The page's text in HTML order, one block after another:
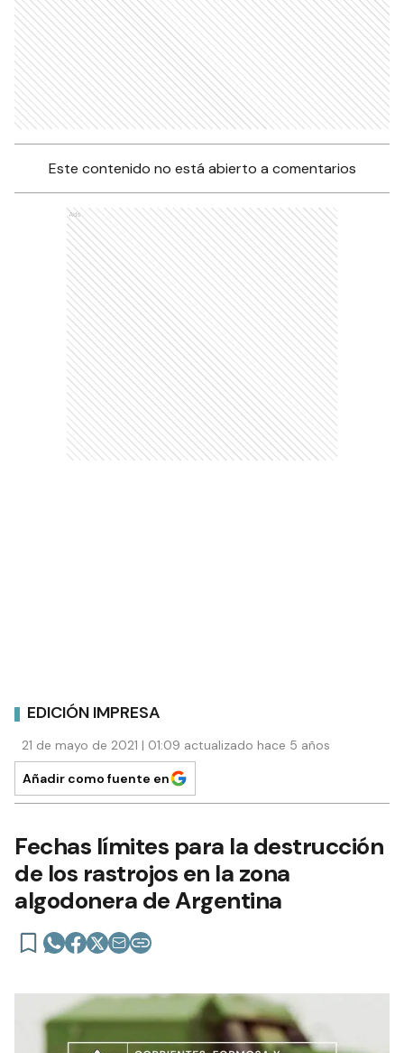
Este contenido no está abierto a comentarios
Ads
EDICIÓN IMPRESA
21 de mayo de 2021 | 01:09 actualizado hace 5 años
Añadir como fuente en
Fechas límites para la destrucción
de los rastrojos en la zona
algodonera de Argentina